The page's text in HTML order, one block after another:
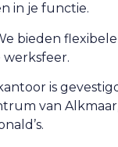
in je functie.
bieden
is
van